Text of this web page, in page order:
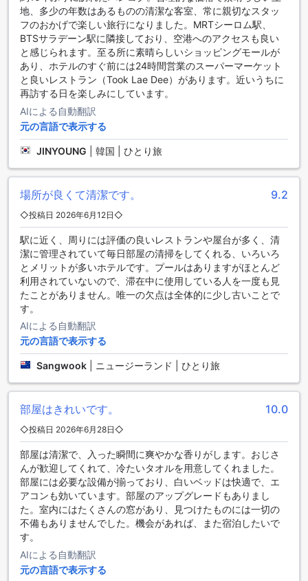
ホテル内には、指定の喫煙エリアがあり、喫煙者の方々も快
適に滞在を楽しむことができます。全客室で無料のWi-Fiが提
供されており、快適な滞在中にインターネットを利用するこ
とができます。荷物の預かりサービスもあり、旅行中の荷物
を安全に保管することができます。また、毎日のハウスキー
ピングサービスが行われており、清潔で快適な環境を提供し
ています。
便利な交通施設で快適な滞在を ル サイアム ホテル【SHA
Extra+認定】
ル サイアム ホテル【SHA Extra+認定】は、快適な滞在をお
約束するために便利な交通施設を提供しています。まず、空
港送迎サービスがありますので、到着時や出発時に便利にご
利用いただけます。スムーズな移動をお求めの方には最適な
オプションです。また、ホテルでは様々なツアーも手配して
おり、バンコクの魅力的な観光スポットを巡ることができま
す。観光名所へのアクセスが容易なため、貴重な時間を有効
に活用できます。滞在中の移動に困ることはありません。
快適な客室設備でくつろぎのひとときを
ル サイアム ホテル【SHA Extra+認定】は、バンコクの中心
部に位置し、快適な客室設備を提供しています。客室はエア
コン完備で、快適な温度を保ちながら滞在を楽しむことがで
きます。また、バスローブやヘアドライヤーも完備されてお
り、お客様の快適さを最優先に考えています。ミニバーも完
備されており、お好みの飲み物やスナックを手軽に楽しむこ
とができます。さらに、衛星/ケーブルテレビも備えており、
様々なチャンネルの番組をお楽しみいただけます。冷蔵庫も
ル サイアム ホテル【SHA Extra+認定】のダイニング施設
ル サイアム ホテル【SHA Extra+認定】では、お客様の快適
な滞在をサポートするために、さまざまなダイニング施設を
提供しています。まず、メインレストランでは、朝食、ラン
チ、ディナーを楽しむことができます。豪華なビュッフェス
タイルの朝食では、新鮮なフルーツ、パン、シリアル、ヨー
グルト、ジュースなど、幅広いオプションをお楽しみいただ
けます。ランチやディナーでは、多国籍料理や地元の料理を
提供しており、お好みに合わせて選ぶことができます。
地、多少の年数はあるものの清潔な客室、常に親切なスタッ
フのおかげで楽しい旅行になりました。MRTシーロム駅、
BTSサラデーン駅に隣接しており、空港へのアクセスも良い
と感じられます。至る所に素晴らしいショッピングモールが
あり、ホテルのすぐ前には24時間営業のスーパーマーケット
と良いレストラン（Took Lae Dee）があります。近いうちに
再訪する日を楽しみにしています。
AIによる自動翻訳
元の言語で表示する
JINYOUNG 韓国 | ひとり旅
場所が良くて清潔です。 9.2
◇投稿日 2026年6月12日◇
駅に近く、周りには評価の良いレストランや屋台が多く、清
潔に管理されていて毎日部屋の清掃をしてくれる、いろいろ
とメリットが多いホテルです。プールはありますがほとんど
利用されていないので、滞在中に使用している人を一度も見
たことがありません。唯一の欠点は全体的に少し古いことで
す。
AIによる自動翻訳
元の言語で表示する
Sangwook ニュージーランド | ひとり旅
部屋はきれいです。 10.0
◇投稿日 2026年6月28日◇
部屋は清潔で、入った瞬間に爽やかな香りがします。おじさ
んが歓迎してくれて、冷たいタオルを用意してくれました。
部屋には必要な設備が揃っており、白いベッドは快適で、エ
アコンも効いています。部屋のアップグレードもありまし
た。室内にはたくさんの窓があり、見つけたものには一切の
不備もありませんでした。機会があれば、また宿泊したいで
す。
AIによる自動翻訳
元の言語で表示する